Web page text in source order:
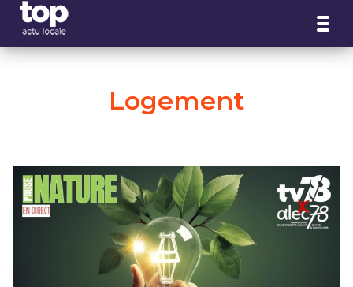
Logement
Panneau de gestion des cookies